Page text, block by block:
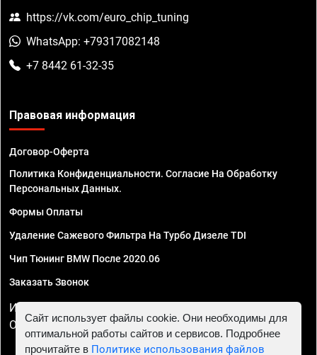
https://vk.com/euro_chip_tuning
WhatsApp: +79317082148
+7 8442 61-32-35
Правовая информация
Договор-Оферта
Политика Конфиденциальности. Согласие На Обработку
Персональных Данных.
Формы Оплаты
Удаление Сажевого Фильтра На Турбо Дизеле TDI
Чип Тюнинг BMW После 2020.06
Заказать Звонок
ИП Смирнов Георгий Павлович. ИНН 781302555843,
ОГРНИП 324470400032610
Сайт использует файлы cookie. Они необходимы для
оптимальной работы сайтов и сервисов. Подробнее
прочитайте в Политике использования файлов